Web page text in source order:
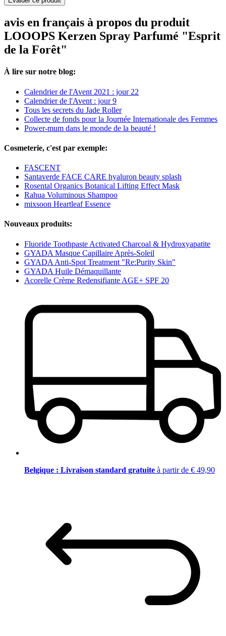
avis en français à propos du produit
LOOOPS Kerzen Spray Parfumé "Esprit
de la Forêt"
À lire sur notre blog:
Calendrier de l'Avent 2021 : jour 22
Calendrier de l'Avent : jour 9
Tous les secrets du Jade Roller
Collecte de fonds pour la Journée Internationale des Femmes
Power-mum dans le monde de la beauté !
Cosmeterie, c'est par exemple:
FASCENT
Santaverde FACE CARE hyaluron beauty splash
Rosental Organics Botanical Lifting Effect Mask
Rahua Voluminous Shampoo
mixsoon Heartleaf Essence
Nouveaux produits:
Fluoride Toothpaste Activated Charcoal & Hydroxyapatite
GYADA Masque Capillaire Après-Soleil
GYADA Anti-Spot Treatment "Re:Purity Skin"
GYADA Huile Démaquillante
Acorelle Crème Redensifiante AGE+ SPF 20
Belgique : Livraison standard gratuite à partir de € 49,90